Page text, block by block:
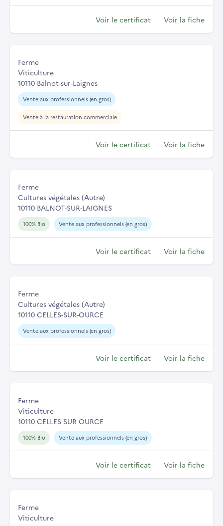
Voir le certificat Voir la fiche
Ferme
Viticulture
10110 Balnot-sur-Laignes
Vente aux professionnels (en gros)
Vente à la restauration commerciale
Voir le certificat Voir la fiche
Ferme
Cultures végétales (Autre)
10110 BALNOT-SUR-LAIGNES
100% Bio Vente aux professionnels (en gros)
Voir le certificat Voir la fiche
Ferme
Cultures végétales (Autre)
10110 CELLES-SUR-OURCE
Vente aux professionnels (en gros)
Voir le certificat Voir la fiche
Ferme
Viticulture
10110 CELLES SUR OURCE
100% Bio Vente aux professionnels (en gros)
Voir le certificat Voir la fiche
Ferme
Viticulture